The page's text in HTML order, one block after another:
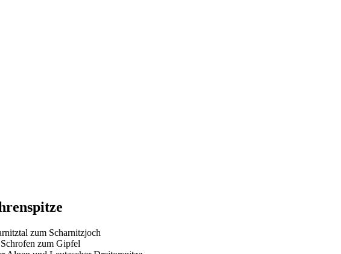
zum Scharnitzjoch
zum Gipfel